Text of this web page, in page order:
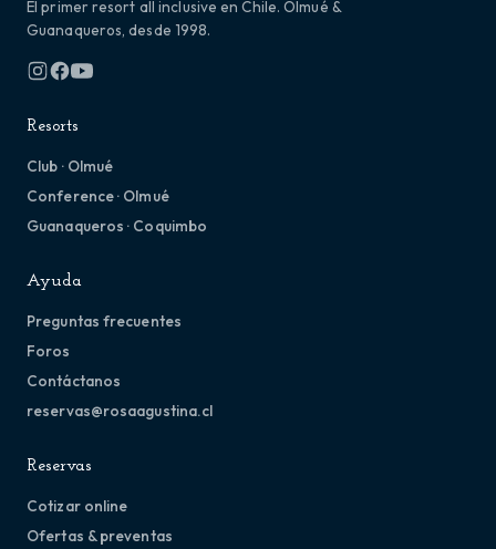
El primer resort all inclusive en Chile. Olmué &
Guanaqueros, desde 1998.
Resorts
Club · Olmué
Conference · Olmué
Guanaqueros · Coquimbo
Ayuda
Preguntas frecuentes
Foros
Contáctanos
reservas@rosaagustina.cl
Reservas
Cotizar online
Ofertas & preventas